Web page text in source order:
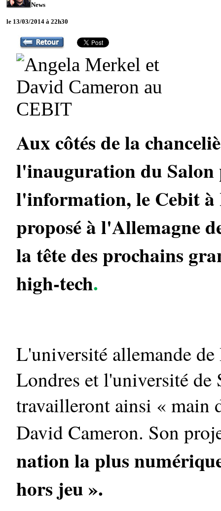
News
le 13/03/2014 à 22h30
Aux côtés de la
l'inauguration du Salon
l'information, le Cebit à
proposé à l'Allemagne
la tête des prochains
high-tech.
L'université allemande
Londres et l'université de
travailleront ainsi « main
David Cameron. Son
nation la plus
hors jeu ».